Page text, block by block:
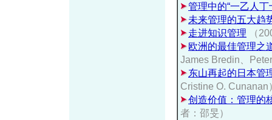
管理中的“一乙人丁
未来管理的五大趋
走进知识管理
（
欧洲的最佳管理之
James Bredin、
东山再起的日本管
Cristine O. Cunanan
创造价值：管理的
者：邵旻）